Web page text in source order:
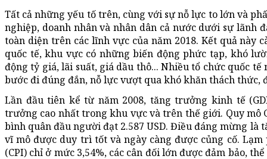
Tất cả những yếu tố trên, cùng với sự nỗ lực to lớn và
nghiệp, doanh nhân và nhân dân cả nước dưới sự lãnh
toàn diện trên các lĩnh vực của năm 2018. Kết quả này
quốc tế, khu vực có những biến động phức tạp, khó
động tỷ giá, lãi suất, giá dầu thô... Nhiều tổ chức quốc
bước đi đúng đắn, nỗ lực vượt qua khó khăn thách thức,
Lần đầu tiên kể từ năm 2008, tăng trưởng kinh tế
trưởng cao nhất trong khu vực và trên thế giới. Quy mô
bình quân đầu người đạt 2.587 USD. Điều đáng mừng
vĩ mô được duy trì tốt và ngày càng được củng cố.
(CPI) chỉ ở mức 3,54%, các cân đối lớn được đảm bảo,